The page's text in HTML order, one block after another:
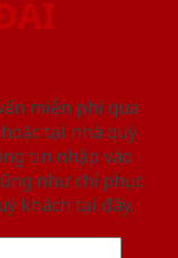
miễn phí qua
tại nhà quý
tin nhập vào
như chỉ phục
khách tại đây.